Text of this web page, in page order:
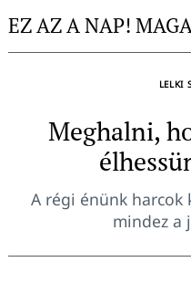
toEZ AZ A NAP!
LELKI
Meghalni,
A régi énünk harcok
mindez a